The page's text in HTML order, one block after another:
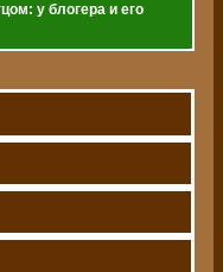
у блогера и его